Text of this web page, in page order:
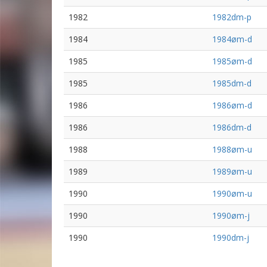
1982
1982dm-p
1984
1984øm-d
1985
1985øm-d
1985
1985dm-d
1986
1986øm-d
1986
1986dm-d
1988
1988øm-u
1989
1989øm-u
1990
1990øm-u
1990
1990øm-j
1990
1990dm-j